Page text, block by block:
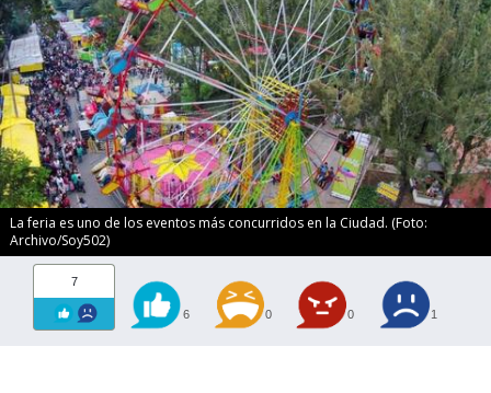
La feria es uno de los eventos más concurridos en la Ciudad. (Foto:
Archivo/Soy502)
7
6 0 0 1